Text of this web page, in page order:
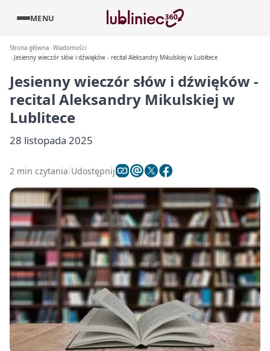
MENU
Strona główna Wiadomości
Jesienny wieczór słów i dźwięków - recital Aleksandry Mikulskiej w Lublitece
Jesienny wieczór słów i dźwięków -
recital Aleksandry Mikulskiej w
Lublitece
28 listopada 2025
2 min czytania Udostępnij